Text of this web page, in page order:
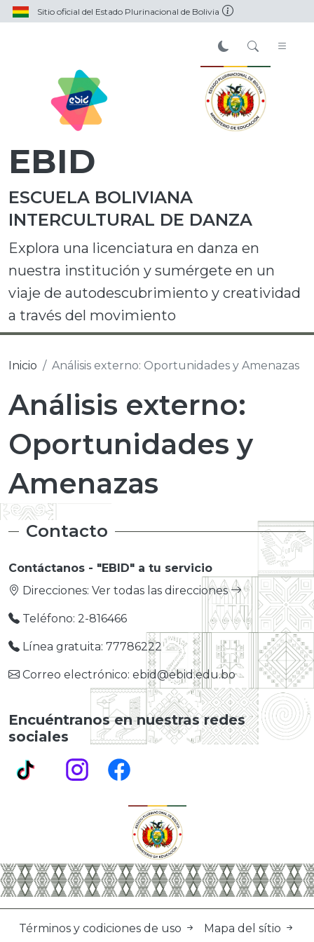
Sitio oficial del Estado Plurinacional de Bolivia
EBID
ESCUELA BOLIVIANA
INTERCULTURAL DE DANZA
Explora una licenciatura en danza en
nuestra institución y sumérgete en un
viaje de autodescubrimiento y creatividad
a través del movimiento
Inicio Análisis externo: Oportunidades y Amenazas
Análisis externo:
Oportunidades y
Amenazas
Contacto
Contáctanos - "EBID" a tu servicio
Direcciones: Ver todas las direcciones
Teléfono: 2-816466
Línea gratuita: 77786222
Correo electrónico: ebid@ebid.edu.bo
Encuéntranos en nuestras redes
sociales
Términos y codiciones de uso Mapa del sítio